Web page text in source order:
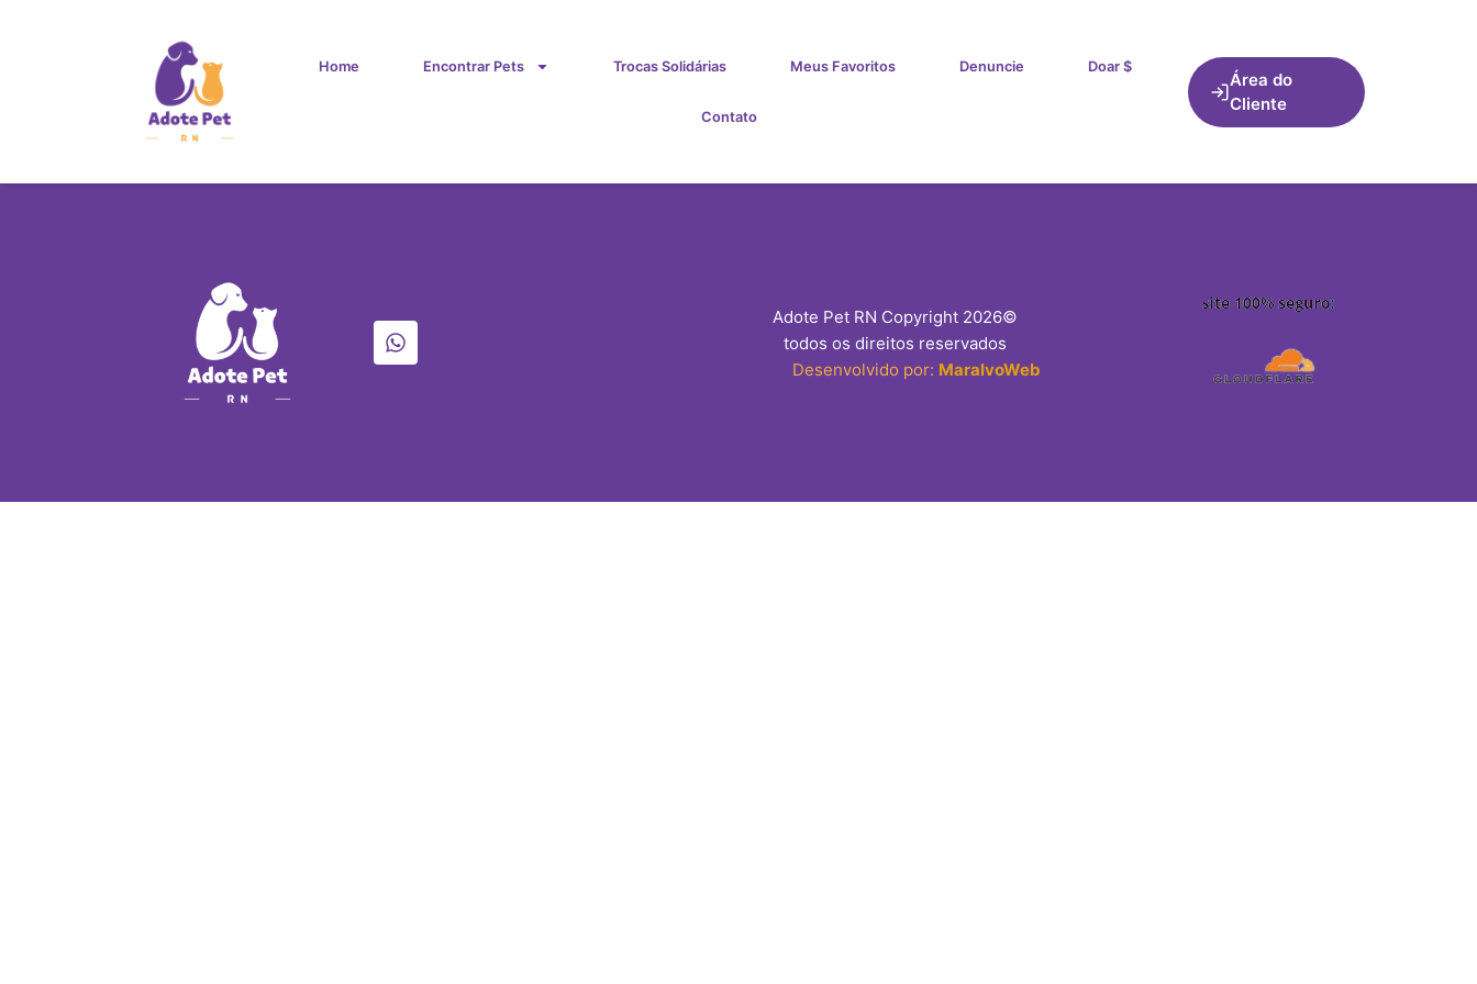
Home Encontrar Pets Trocas Solidárias Meus Favoritos Denuncie Doar $
Contato
Área do
Cliente
Adote Pet RN Copyright 2026©
todos os direitos reservados
Desenvolvido por: MaralvoWeb